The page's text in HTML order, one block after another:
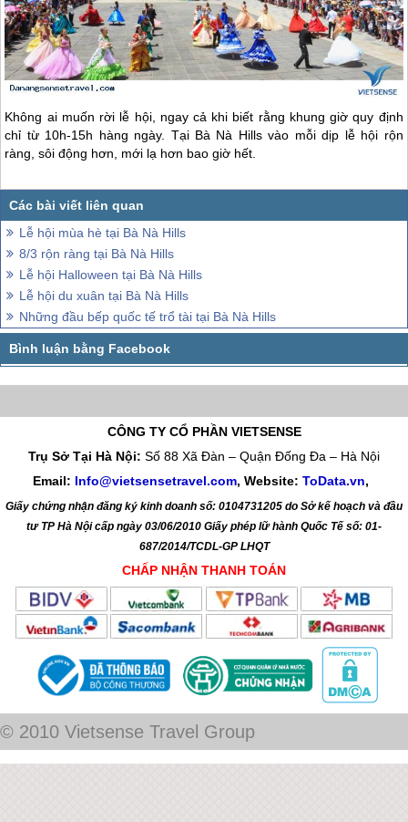
Không ai muốn rời lễ hội, ngay cả khi biết rằng khung giờ quy định
chỉ từ 10h-15h hàng ngày. Tại Bà Nà Hills vào mỗi dịp lễ hội rộn
ràng, sôi động hơn, mới lạ hơn bao giờ hết.
Lễ hội mùa hè tại Bà Nà Hills
8/3 rộn ràng tại Bà Nà Hills
Lễ hội Halloween tại Bà Nà Hills
Lễ hội du xuân tại Bà Nà Hills
Những đầu bếp quốc tế trổ tài tại Bà Nà Hills
CÔNG TY CỔ PHẦN VIETSENSE
Trụ Sở Tại Hà Nội: Số 88 Xã Đàn – Quận Đống Đa – Hà Nội
Email: Info@vietsensetravel.com, Website: ToData.vn,
Giấy chứng nhận đăng ký kinh doanh số: 0104731205 do Sở kế hoạch và đầu
tư TP Hà Nội cấp ngày 03/06/2010 Giấy phép lữ hành Quốc Tế số: 01-
687/2014/TCDL-GP LHQT
CHẤP NHẬN THANH TOÁN
© 2010 Vietsense Travel Group